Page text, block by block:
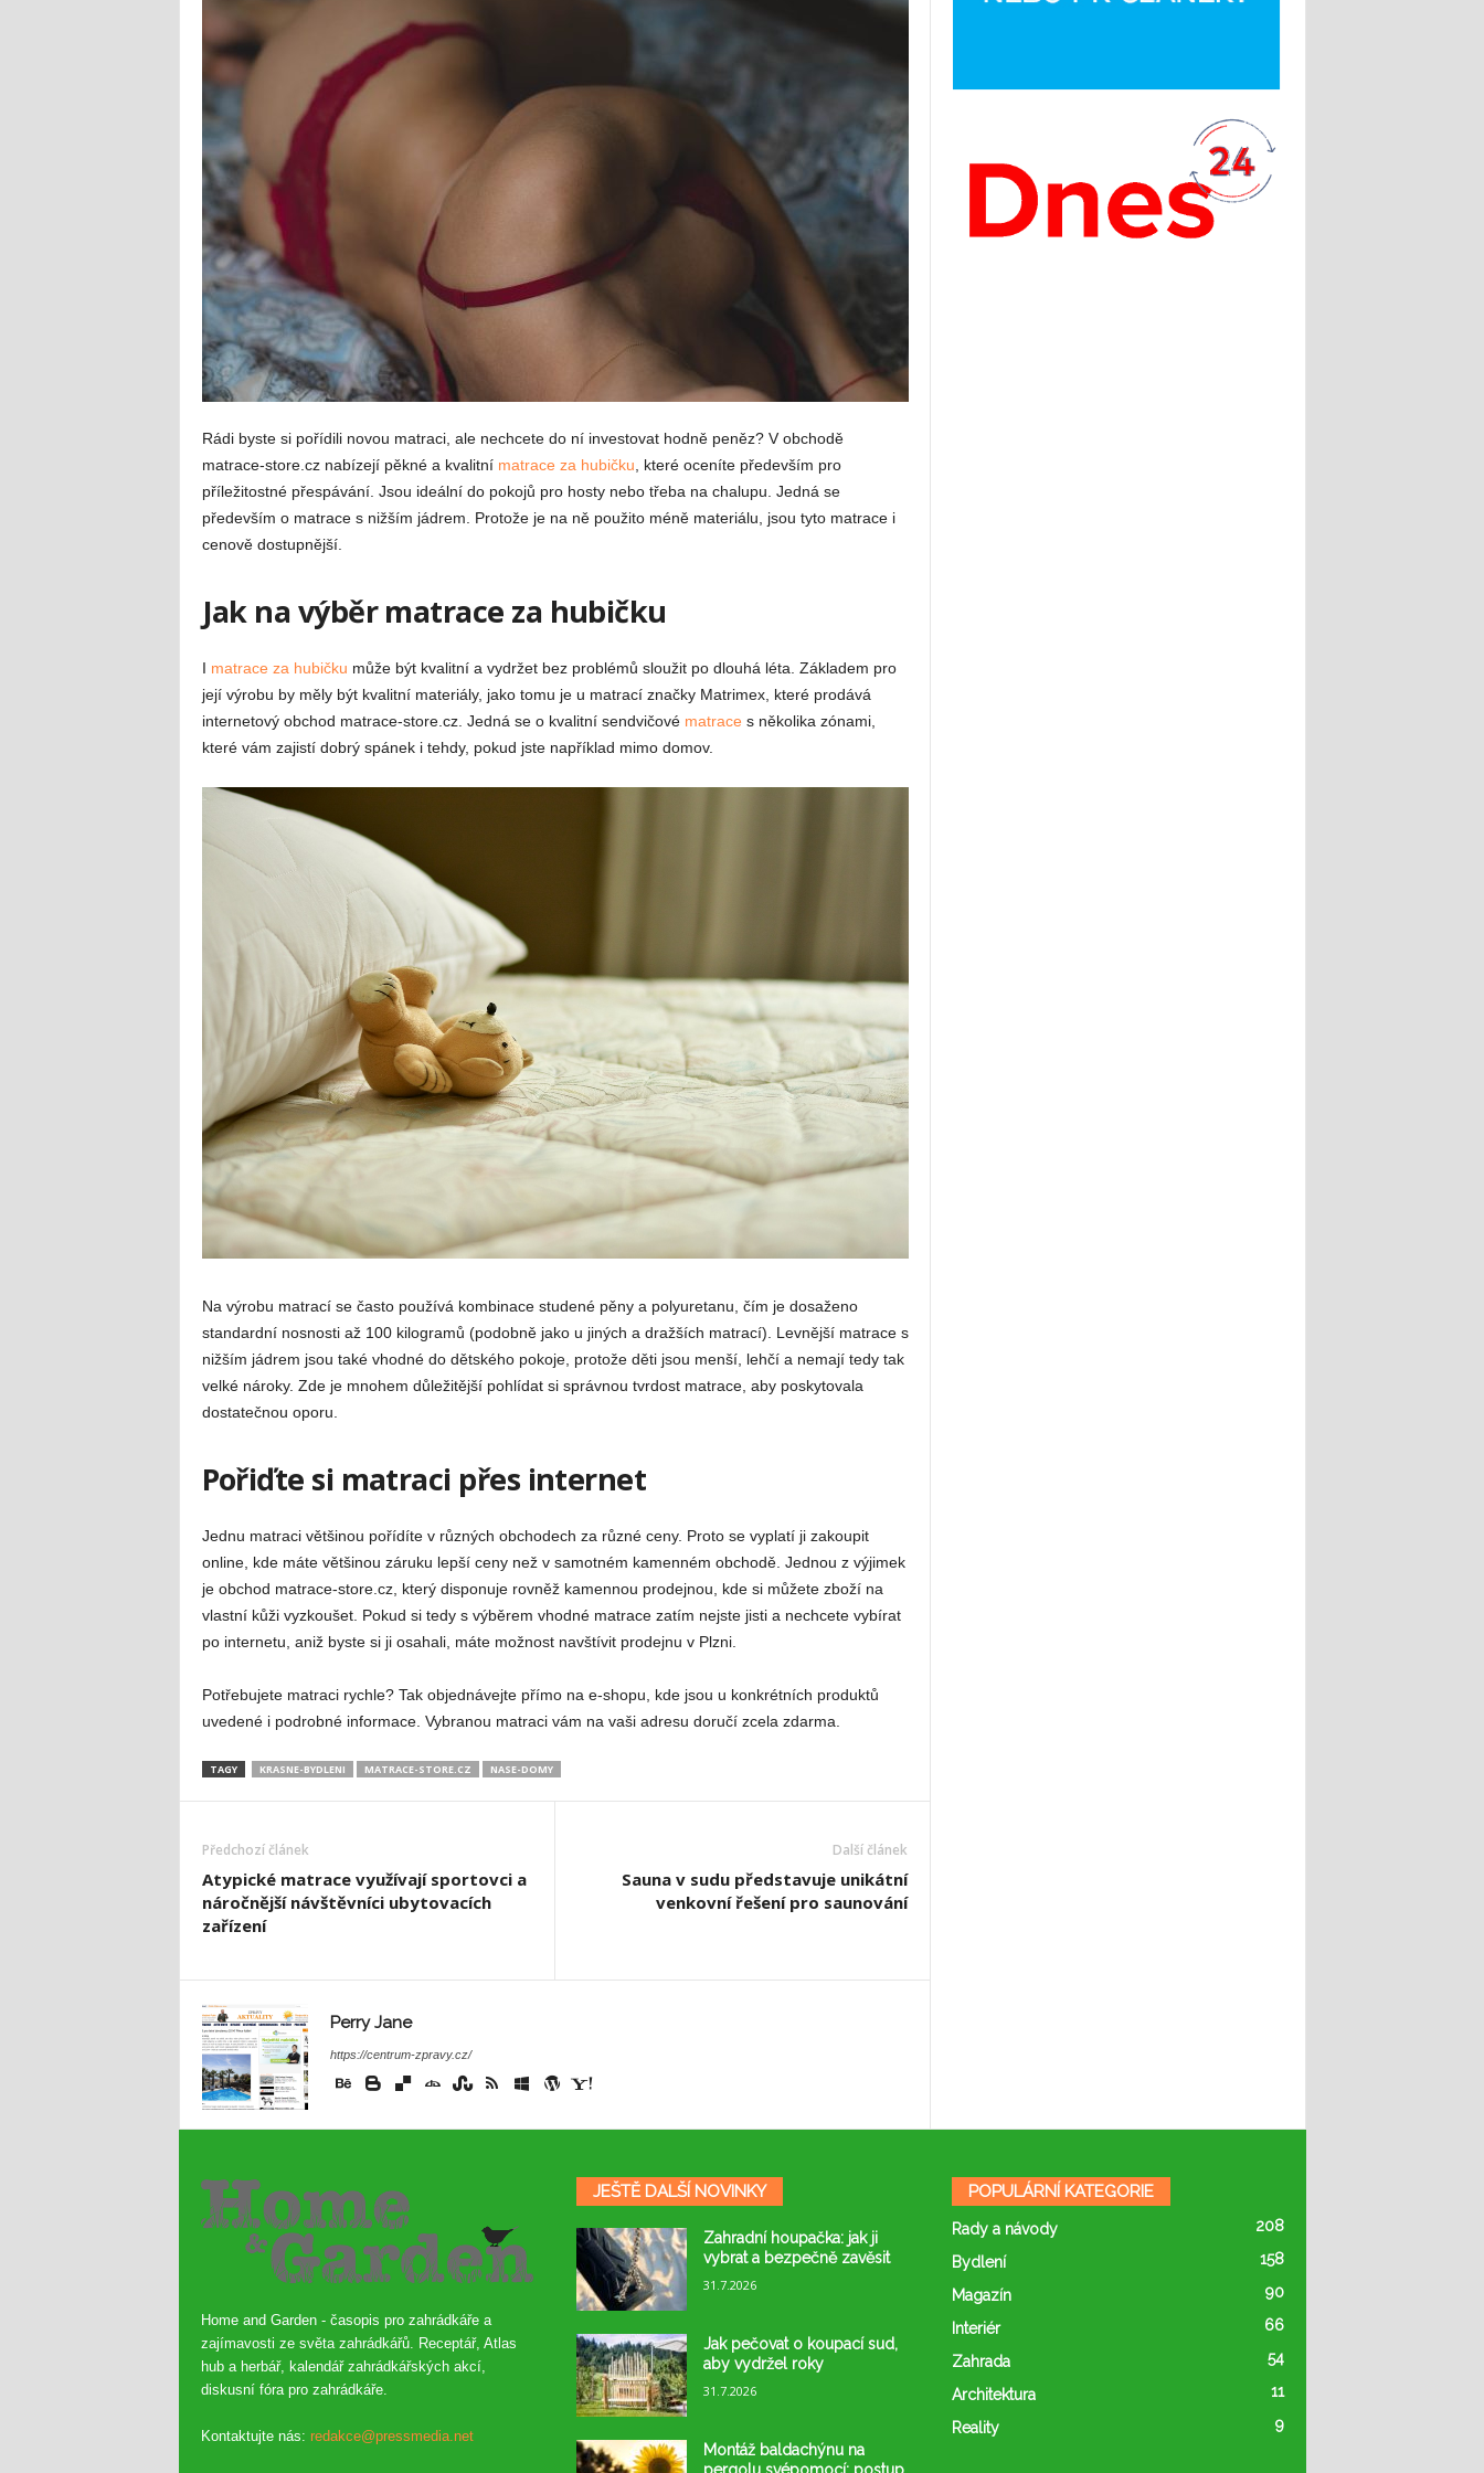
Rádi byste si pořídili novou matraci, ale nechcete do ní investovat hodně peněz? V obchodě
matrace-store.cz nabízejí pěkné a kvalitní matrace za hubičku , které oceníte především pro
příležitostné přespávání. Jsou ideální do pokojů pro hosty nebo třeba na chalupu. Jedná se
především o matrace s nižším jádrem. Protože je na ně použito méně materiálu, jsou tyto matrace i
cenově dostupnější.
Jak na výběr matrace za hubičku
I matrace za hubičku může být kvalitní a vydržet bez problémů sloužit po dlouhá léta. Základem pro
její výrobu by měly být kvalitní materiály, jako tomu je u matrací značky Matrimex, které prodává
internetový obchod matrace-store.cz. Jedná se o kvalitní sendvičové matraces několika zónami,
které vám zajistí dobrý spánek i tehdy, pokud jste například mimo domov.
Na výrobu matrací se často používá kombinace studené pěny a polyuretanu, čím je dosaženo
standardní nosnosti až 100 kilogramů (podobně jako u jiných a dražších matrací). Levnější matrace s
nižším jádrem jsou také vhodné do dětského pokoje, protože děti jsou menší, lehčí a nemají tedy tak
velké nároky. Zde je mnohem důležitější pohlídat si správnou tvrdost matrace, aby poskytovala
dostatečnou oporu.
Pořiďte si matraci přes internet
Jednu matraci většinou pořídíte v různých obchodech za různé ceny. Proto se vyplatí ji zakoupit
online, kde máte většinou záruku lepší ceny než v samotném kamenném obchodě. Jednou z výjimek
je obchod matrace-store.cz, který disponuje rovněž kamennou prodejnou, kde si můžete zboží na
vlastní kůži vyzkoušet. Pokud si tedy s výběrem vhodné matrace zatím nejste jisti a nechcete vybírat
po internetu, aniž byste si ji osahali, máte možnost navštívit prodejnu v Plzni.
Potřebujete matraci rychle? Tak objednávejte přímo na e-shopu, kde jsou u konkrétních produktů
uvedené i podrobné informace. Vybranou matraci vám na vaši adresu doručí zcela zdarma.
TAGY KRASNE-BYDLENI MATRACE-STORE.CZ NASE-DOMY
Předchozí článek
Atypické matrace využívají sportovci a
náročnější návštěvníci ubytovacích
zařízení
Další článek
Sauna v sudu představuje unikátní
venkovní řešení pro saunování
Perry Jane
https://centrum-zpravy.cz/
Home and Garden - časopis pro zahrádkáře a
zajímavosti ze světa zahrádkářů. Receptář, Atlas
hub a herbář, kalendář zahrádkářských akcí,
diskusní fóra pro zahrádkáře.
Kontaktujte nás: redakce@pressmedia.net
JEŠTĚ DALŠÍ NOVINKY
Zahradní houpačka: jak ji
vybrat a bezpečně zavěsit
31.7.2026
Jak pečovat o koupací sud,
aby vydržel roky
31.7.2026
Montáž baldachýnu na
pergolu svépomocí: postup
POPULÁRNÍ KATEGORIE
Rady a návody 208
Bydlení 158
Magazín 90
Interiér 66
Zahrada 54
Architektura 11
Reality 9